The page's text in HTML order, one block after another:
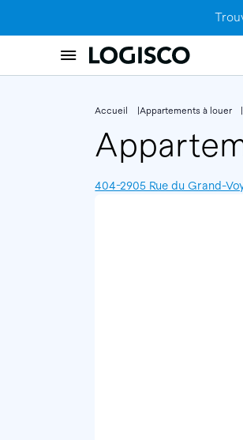
Accueil Appartements à louer
404-2905 Rue du Grand-